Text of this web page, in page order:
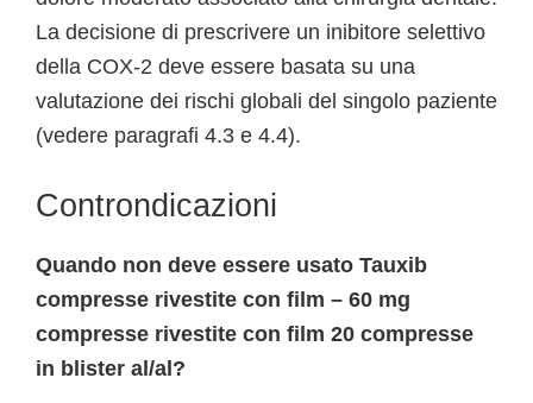
La decisione di prescrivere un inibitore selettivo
della COX-2 deve essere basata su una
valutazione dei rischi globali del singolo paziente
(vedere paragrafi 4.3 e 4.4).
Controndicazioni
Quando non deve essere usato Tauxib
compresse rivestite con film – 60 mg
compresse rivestite con film 20 compresse
in blister al/al?